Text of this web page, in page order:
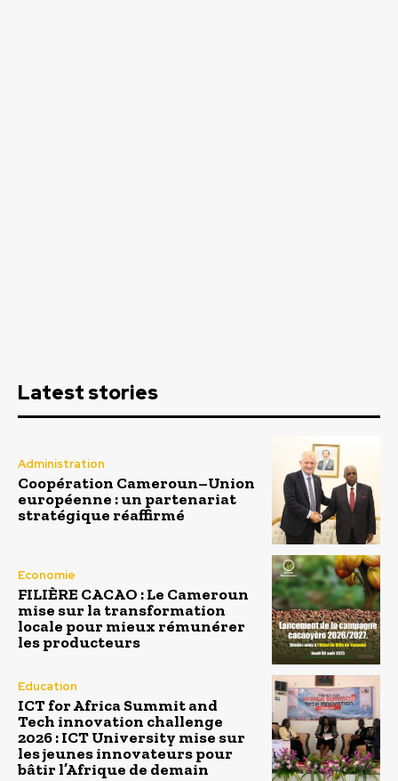
Latest stories
Administration
Coopération Cameroun–Union
européenne : un partenariat
stratégique réaffirmé
Economie
FILIÈRE CACAO : Le Cameroun
mise sur la transformation
locale pour mieux rémunérer
les producteurs
Education
ICT for Africa Summit and
Tech innovation challenge
2026 : ICT University mise sur
les jeunes innovateurs pour
bâtir l’Afrique de demain